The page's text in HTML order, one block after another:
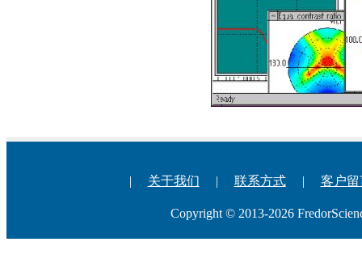
| 关于我们 | 联系方式 | 客户留
Copyright © 2013-2026